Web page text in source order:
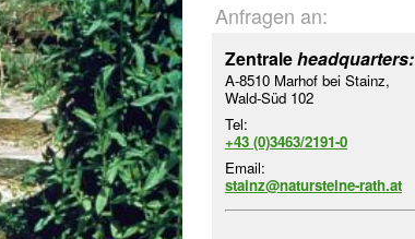
Anfragen an:
Zentraleheadquarters:
A-8510 Marhof bei Stainz,
Wald-Süd 102
Tel:
+43 (0)3463/2191-0
Email:
stainz@natursteine-rath.at